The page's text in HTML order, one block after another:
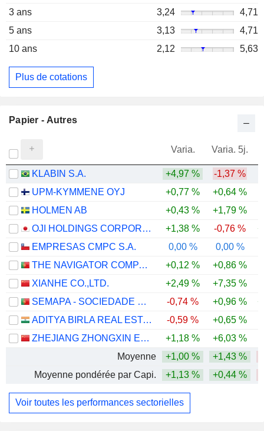
3 ans
3,24
4,71
5 ans
3,13
4,71
10 ans
2,12 5,63
Plus de cotations
Papier - Autres
Varia. Varia. 5j.
KLABIN S.A. +4,97 %
-1,37 %
UPM-KYMMENE OYJ
+0,77 % +0,64 %
HOLMEN AB
+0,43 % +1,79 %
OJI HOLDINGS CORPORATION
+1,38 % -0,76 %
EMPRESAS CMPC S.A.
0,00 % 0,00 %
THE NAVIGATOR COMPANY, S.A.
+0,12 % +0,86 %
XIANHE CO.,LTD.
+2,49 % +7,35 %
SEMAPA - SOCIEDADE DE INVESTIMENTO E GESTÃO, SGPS, S.A.
-0,74 % +0,96 %
ADITYA BIRLA REAL ESTATE LIMITED
-0,59 % +0,65 %
ZHEJIANG ZHONGXIN ENVIRONMENTAL PROTECTION TECHNOLOGY GROUP CO., LTD.
+1,18 % +6,03 %
Moyenne
+1,00 % +1,43 %
Moyenne pondérée par Capi.
+1,13 % +0,44 %
Voir toutes les performances sectorielles